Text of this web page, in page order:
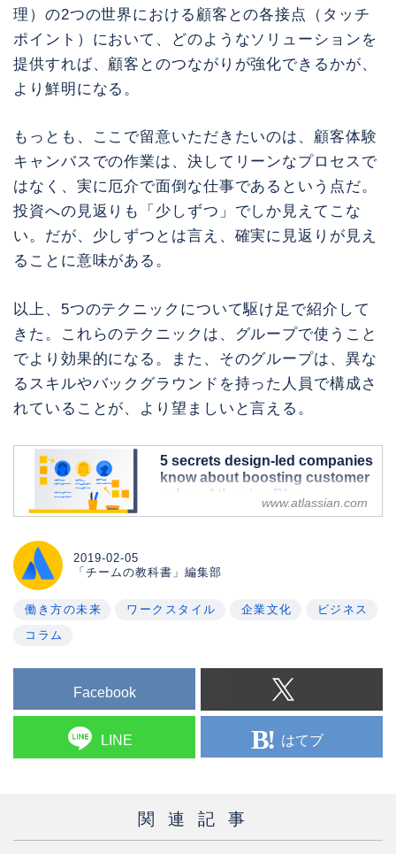
理）の2つの世界における顧客との各接点（タッチ
ポイント）において、どのようなソリューションを
提供すれば、顧客とのつながりが強化できるかが、
より鮮明になる。
もっとも、ここで留意いただきたいのは、顧客体験
キャンバスでの作業は、決してリーンなプロセスで
はなく、実に厄介で面倒な仕事であるという点だ。
投資への見返りも「少しずつ」でしか見えてこな
い。だが、少しずつとは言え、確実に見返りが見え
ることに意味がある。
以上、5つのテクニックについて駆け足で紹介して
きた。これらのテクニックは、グループで使うこと
でより効果的になる。また、そのグループは、異な
るスキルやバックグラウンドを持った人員で構成さ
れていることが、より望ましいと言える。
5 secrets design-led companies
know about boosting customer
value - Atlassian Blog
Design-led companies are
www.atlassian.com
2019-02-05
「チームの教科書」編集部
働き方の未来 ワークスタイル 企業文化
ビジネス
コラム
Facebook
LINE はてブ
関連記事